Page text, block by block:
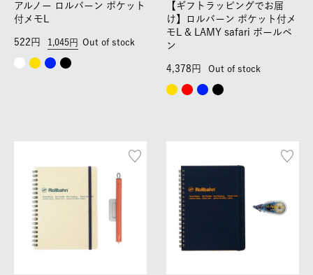
アルノー ロルバーン ポケット
付メモL
1,045
522 Out of stock
【ギフトラッピングでお届
け】ロルバーン ポケット付メ
モL & LAMY safari ボールペ
ン
4,378 Out of stock